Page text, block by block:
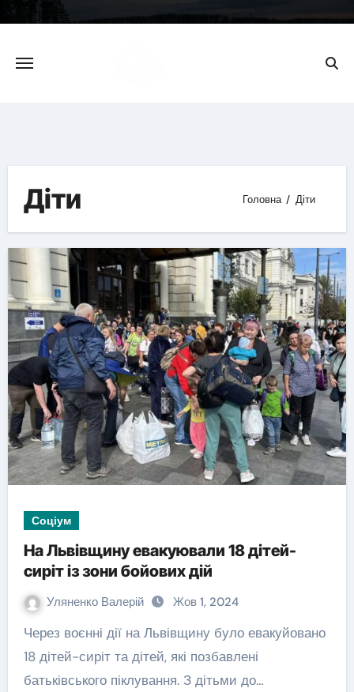
content
Діти Головна Діти
Соціум
На Львівщину евакуювали 18 дітей-
сиріт із зони бойових дій
Уляненко Валерій Жов 1, 2024
Через воєнні дії на Львівщину було евакуйовано
18 дітей-сиріт та дітей, які позбавлені
батьківського піклування. З дітьми до…